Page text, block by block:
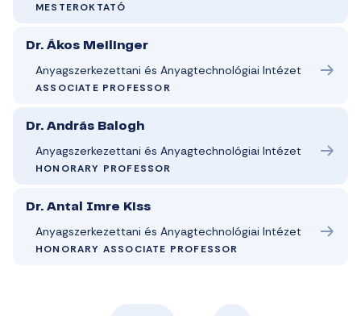
MESTEROKTATÓ
Dr. Ákos Meilinger
Anyagszerkezettani és Anyagtechnológiai Intézet
ASSOCIATE PROFESSOR
Dr. András Balogh
Anyagszerkezettani és Anyagtechnológiai Intézet
HONORARY PROFESSOR
Dr. Antal Imre Kiss
Anyagszerkezettani és Anyagtechnológiai Intézet
HONORARY ASSOCIATE PROFESSOR